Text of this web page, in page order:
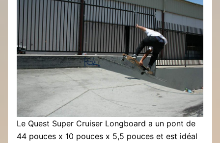
Le Quest Super Cruiser Longboard a un pont de
44 pouces x 10 pouces x 5,5 pouces et est idéal